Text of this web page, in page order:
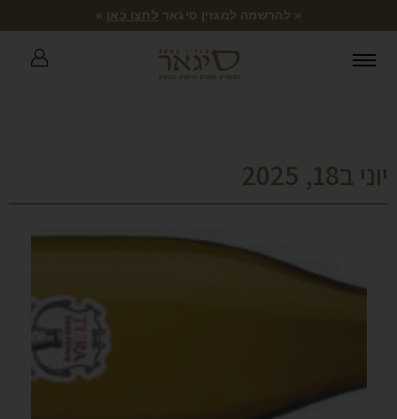
« להרשמה למגזין סיגאר לחצו כאן »
יוני ב18, 2025